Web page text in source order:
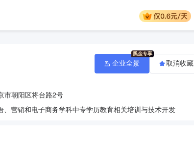
市朝阳区将台路2号
营销和电子商务学科中专学历教育相关培训与技术开发
企业全景 取消收藏